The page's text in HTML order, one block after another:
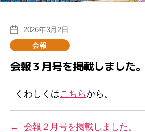
投
稿
日
2026年3月2日
ゴ
会報
会報３月号を掲載しました。
くわしくはこちらから。
←
会報２月号を掲載しました。